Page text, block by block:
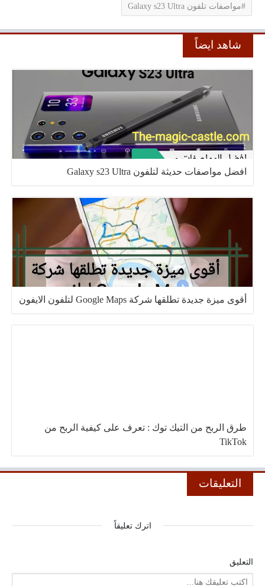
#مواصفات تلفون Galaxy s23 Ultra
شاهد ايضاً
افضل مواصفات حديثة لتلفون Galaxy s23 Ultra
أقوى ميزة جديدة تطلقها شركة Google Maps لتلفون الايفون
طرق الربح من التيك توك : تعرف على كيفية الربح من
TikTok
التعليقات
اترك تعليقاً
التعليق